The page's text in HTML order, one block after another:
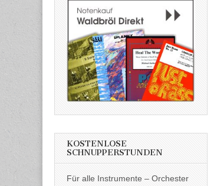
KOSTENLOSE
SCHNUPPERSTUNDEN
Für alle Instrumente – Orchester